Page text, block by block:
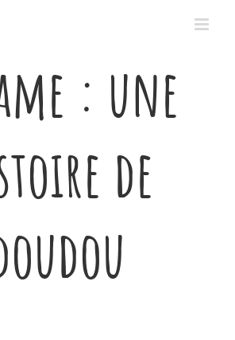
: une
de